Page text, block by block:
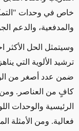
خاص في وحدات
والمدفعية، والدعم
وسيتمثل الحل الأكثر
ترشيد الألوية التي
ضمن عدد أصغر من
كافٍ من العناصر.
الرئيسية والوحدات
فعالية. ومن الأمثلة